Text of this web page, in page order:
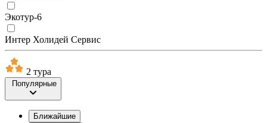
Экотур-6
Интер Холидей Сервис
2 тура
Популярные
Ближайшие